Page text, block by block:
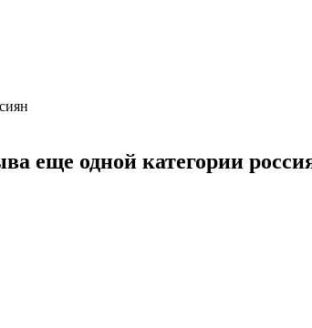
еще одной категории